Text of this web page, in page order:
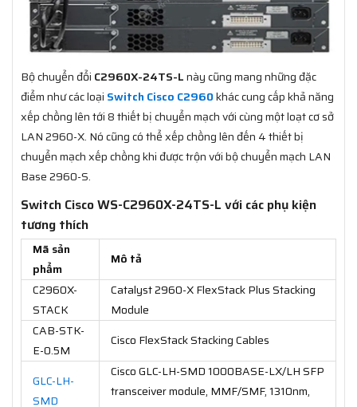
Bộ chuyển đổi C2960X-24TS-Lnày cũng mang những đặc
điểm như các loại Switch Cisco C2960khác cung cấp khả năng
xếp chồng lên tới 8 thiết bị chuyển mạch với cùng một loạt cơ sở
LAN 2960-X. Nó cũng có thể xếp chồng lên đến 4 thiết bị
chuyển mạch xếp chồng khi được trộn với bộ chuyển mạch LAN
Base 2960-S.
Switch Cisco WS-C2960X-24TS-L với các phụ kiện
tương thích
Mã sản
phẩm
Mô tả
C2960X-
STACK
Catalyst 2960-X FlexStack Plus Stacking
Module
CAB-STK-
E-0.5M
Cisco FlexStack Stacking Cables
GLC-LH-
SMD
Cisco GLC-LH-SMD 1000BASE-LX/LH SFP
transceiver module, MMF/SMF, 1310nm,